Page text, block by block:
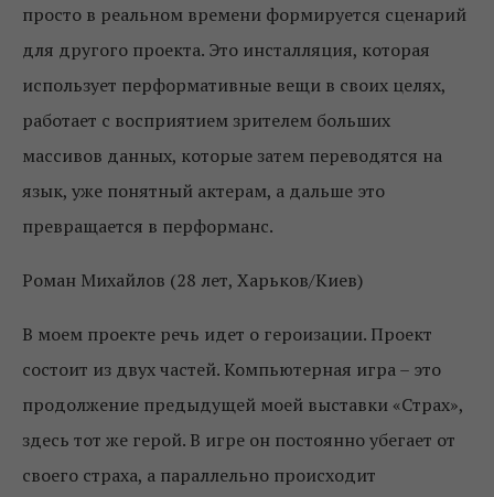
просто в реальном времени формируется сценарий
для другого проекта. Это инсталляция, которая
использует перформативные вещи в своих целях,
работает с восприятием зрителем больших
массивов данных, которые затем переводятся на
язык, уже понятный актерам, а дальше это
превращается в перформанс.
Роман Михайлов (28 лет, Харьков/Киев)
В моем проекте речь идет о героизации. Проект
состоит из двух частей. Компьютерная игра – это
продолжение предыдущей моей выставки «Страх»,
здесь тот же герой. В игре он постоянно убегает от
своего страха, а параллельно происходит